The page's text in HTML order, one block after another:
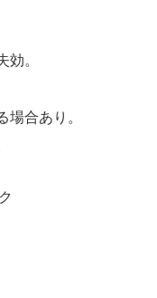
効。
場合あり。